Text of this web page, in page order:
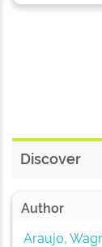
Discover
Author
Araujo,